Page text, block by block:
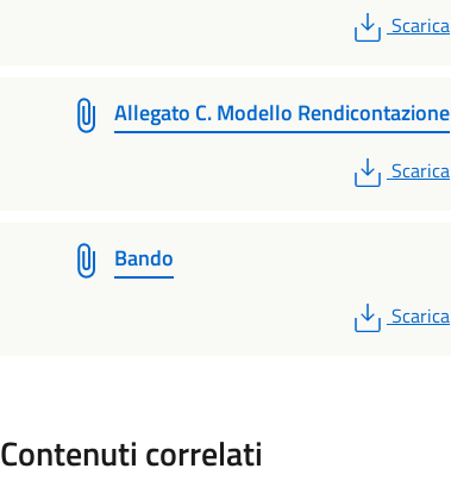
PDF
Scarica
Allegato C. Modello Rendicontazione
PDF
Scarica
Bando
PDF
Scarica
Contenuti correlati